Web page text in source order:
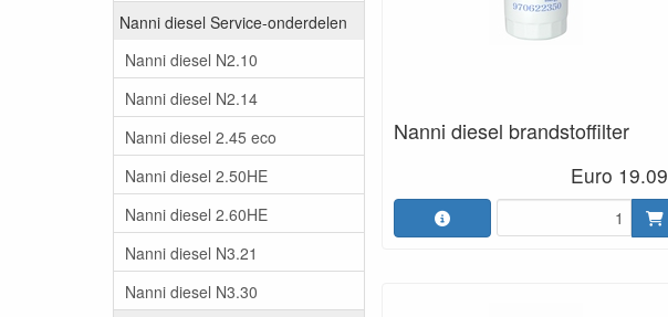
Nanni diesel Service-onderdelen
Nanni diesel N2.10
Nanni diesel N2.14
Nanni diesel 2.45 eco
Nanni diesel 2.50HE
Nanni diesel 2.60HE
Nanni diesel N3.21
Nanni diesel N3.30
Nanni diesel brandstoffilter
Euro 19.09